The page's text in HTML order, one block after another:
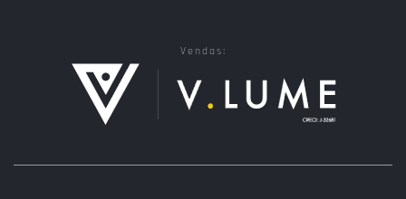
Vendas: